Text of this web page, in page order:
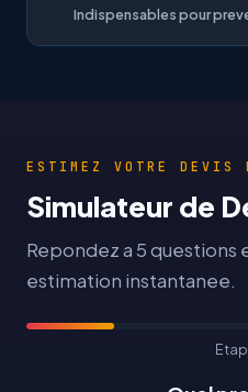
Indispensables pour
ESTIMEZ VOTRE DEVIS
Simulateur de
Repondez a 5 questions
estimation instantanee.